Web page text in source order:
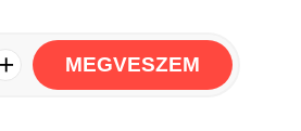
+ MEGVESZEM